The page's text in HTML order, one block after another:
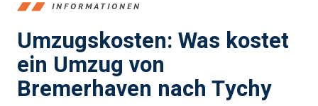
INFORMATIONEN
Umzugskosten: Was kostet
ein Umzug von
Bremerhaven nach Tychy